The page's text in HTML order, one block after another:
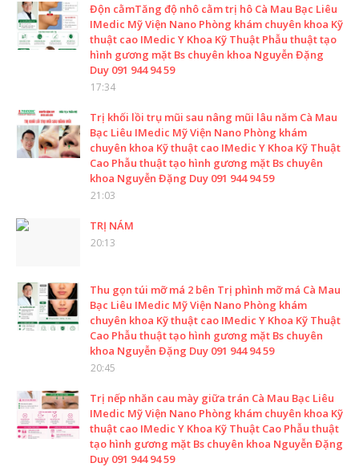
Độn cằmTăng độ nhô cằm trị hô Cà Mau Bạc Liêu
IMedic Mỹ Viện Nano Phòng khám chuyên khoa Kỹ
thuật cao IMedic Y Khoa Kỹ Thuật Phẫu thuật tạo
hình gương mặt Bs chuyên khoa Nguyễn Đặng
Duy 091 944 94 59
17:34
Trị khối lồi trụ mũi sau nâng mũi lâu năm Cà Mau
Bạc Liêu IMedic Mỹ Viện Nano Phòng khám
chuyên khoa Kỹ thuật cao IMedic Y Khoa Kỹ Thuật
Cao Phẫu thuật tạo hình gương mặt Bs chuyên
khoa Nguyễn Đặng Duy 091 944 94 59
21:03
TRỊ NÁM
20:13
Thu gọn túi mỡ má 2 bên Trị phình mỡ má Cà Mau
Bạc Liêu IMedic Mỹ Viện Nano Phòng khám
chuyên khoa Kỹ thuật cao IMedic Y Khoa Kỹ Thuật
Cao Phẫu thuật tạo hình gương mặt Bs chuyên
khoa Nguyễn Đặng Duy 091 944 94 59
20:45
Trị nếp nhăn cau mày giữa trán Cà Mau Bạc Liêu
IMedic Mỹ Viện Nano Phòng khám chuyên khoa Kỹ
thuật cao IMedic Y Khoa Kỹ Thuật Cao Phẫu thuật
tạo hình gương mặt Bs chuyên khoa Nguyễn Đặng
Duy 091 944 94 59